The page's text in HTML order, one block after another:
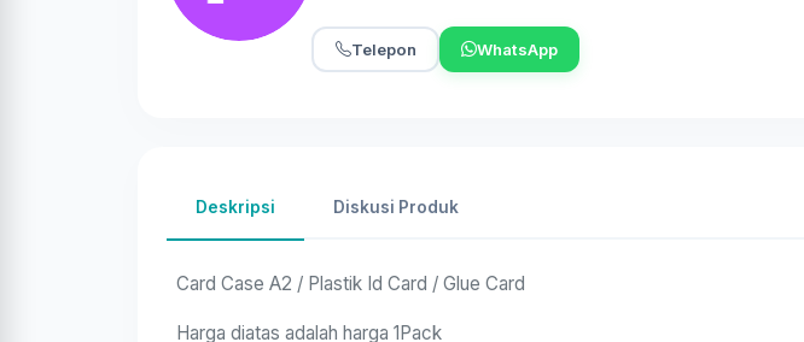
Telepon WhatsApp
Deskripsi Diskusi Produk
Card Case A2 / Plastik Id Card / Glue Card
Harga diatas adalah harga 1Pack